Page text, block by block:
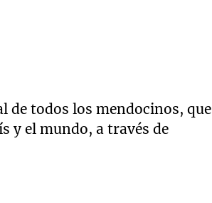
de todos los mendocinos, que
y el mundo, a través de